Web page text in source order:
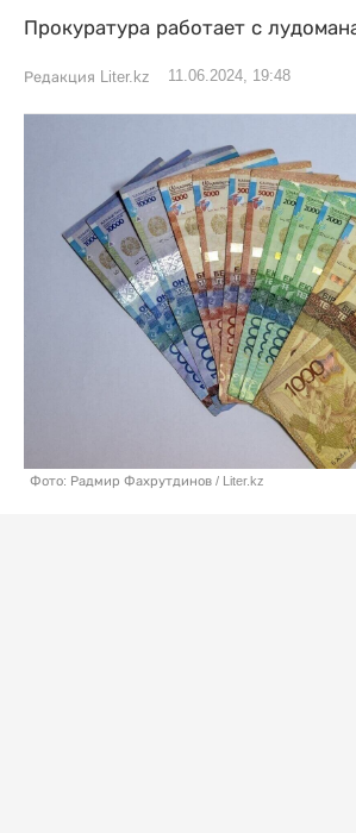
Прокуратура работает с
Редакция Liter.kz 11.06.2024, 19:48
Фото: Радмир Фахрутдинов / Liter.kz